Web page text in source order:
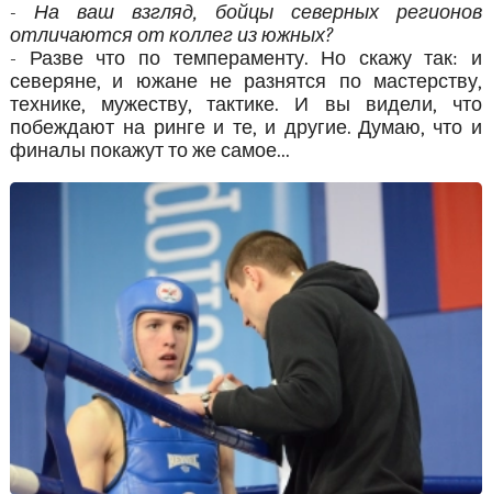
- На ваш взгляд, бойцы северных регионов
отличаются от коллег из южных?
- Разве что по темпераменту. Но скажу так: и
северяне, и южане не разнятся по мастерству,
технике, мужеству, тактике. И вы видели, что
побеждают на ринге и те, и другие. Думаю, что и
финалы покажут то же самое...